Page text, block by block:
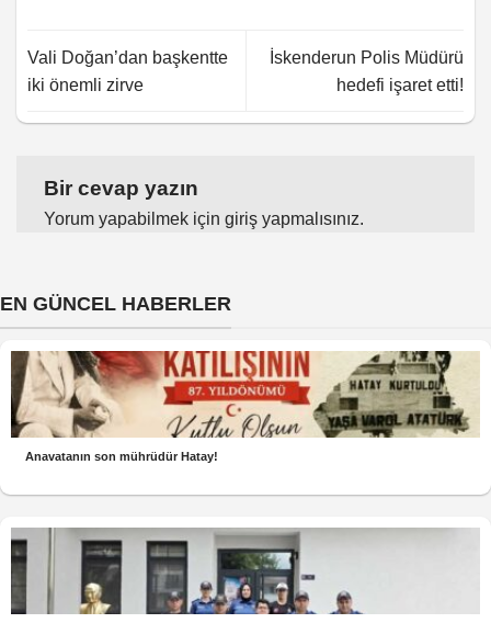
Vali Doğan’dan başkentte
iki önemli zirve
İskenderun Polis Müdürü
hedefi işaret etti!
Bir cevap yazın
Yorum yapabilmek için giriş yapmalısınız.
EN GÜNCEL HABERLER
Anavatanın son mührüdür Hatay!